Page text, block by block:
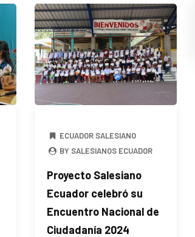
ECUADOR SALESIANO
BY SALESIANOS ECUADOR
Proyecto Salesiano
Ecuador celebró su
Encuentro Nacional de
Ciudadanía 2024